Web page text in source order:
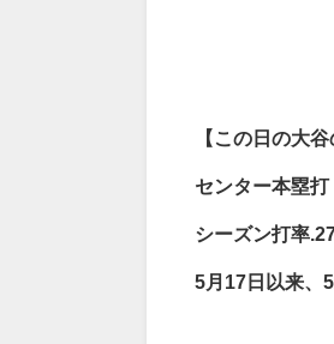
【この日の大谷
センター本塁打
シーズン打率
5月17 日以来、